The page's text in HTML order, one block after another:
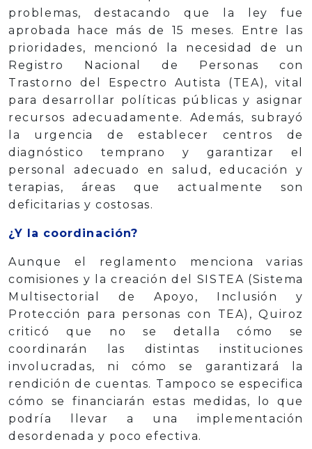
problemas, destacando que la ley fue
aprobada hace más de 15 meses. Entre las
prioridades, mencionó la necesidad de un
Registro Nacional de Personas con
Trastorno del Espectro Autista (TEA), vital
para desarrollar políticas públicas y asignar
recursos adecuadamente. Además, subrayó
la urgencia de establecer centros de
diagnóstico temprano y garantizar el
personal adecuado en salud, educación y
terapias, áreas que actualmente son
deficitarias y costosas.
¿Y la coordinación?
Aunque el reglamento menciona varias
comisiones y la creación del SISTEA (Sistema
Multisectorial de Apoyo, Inclusión y
Protección para personas con TEA), Quiroz
criticó que no se detalla cómo se
coordinarán las distintas instituciones
involucradas, ni cómo se garantizará la
rendición de cuentas. Tampoco se especifica
cómo se financiarán estas medidas, lo que
podría llevar a una implementación
desordenada y poco efectiva.